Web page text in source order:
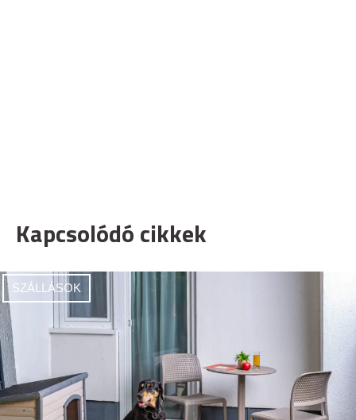
Kapcsolódó cikkek
SZÁLLÁSOK